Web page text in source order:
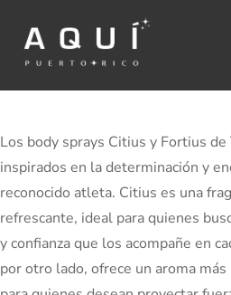
Los body sprays Citius y Fortius
inspirados en la determinación y
reconocido atleta. Citius es una
refrescante, ideal para quienes
y confianza que los acompañe en
por otro lado, ofrece un aroma